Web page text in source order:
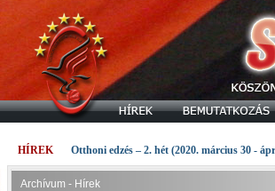
HÍREK Otthoni edzés – 2. hét (2020. március 30 -
Archívum - Hírek